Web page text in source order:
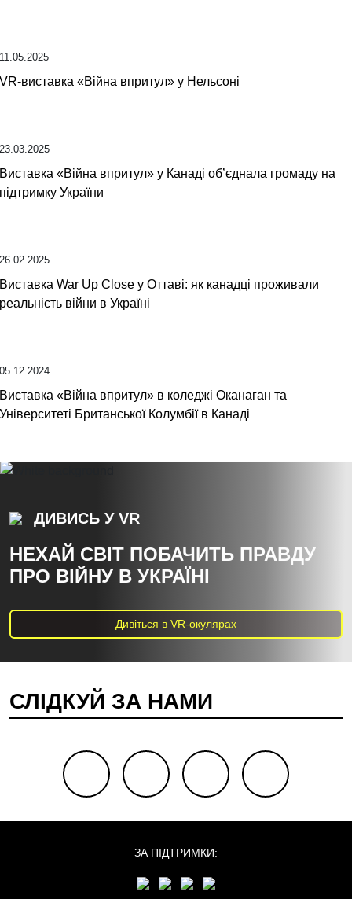
11.05.2025
VR-виставка «Війна впритул» у Нельсоні
23.03.2025
Виставка «Війна впритул» у Канаді об’єднала громаду на
підтримку України
26.02.2025
Виставка War Up Close у Оттаві: як канадці проживали
реальність війни в Україні
05.12.2024
Виставка «Війна впритул» в коледжі Оканаган та
Університеті Британської Колумбії в Канаді
ДИВИСЬ У VR
НЕХАЙ СВІТ ПОБАЧИТЬ ПРАВДУ
ПРО ВІЙНУ В УКРАЇНІ
Дивіться в VR-окулярах
СЛІДКУЙ ЗА НАМИ
facebook youtube instagram
ЗА ПІДТРИМКИ: